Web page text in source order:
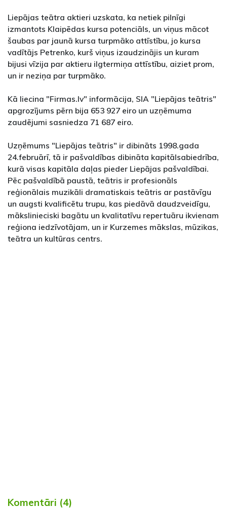
Liepājas teātra aktieri uzskata, ka netiek pilnīgi
izmantots Klaipēdas kursa potenciāls, un viņus mācot
šaubas par jaunā kursa turpmāko attīstību, jo kursa
vadītājs Petrenko, kurš viņus izaudzinājis un kuram
bijusi vīzija par aktieru ilgtermiņa attīstību, aiziet prom,
un ir neziņa par turpmāko.
Kā liecina "Firmas.lv" informācija, SIA "Liepājas teātris"
apgrozījums pērn bija 653 927 eiro un uzņēmuma
zaudējumi sasniedza 71 687 eiro.
Uzņēmums "Liepājas teātris" ir dibināts 1998.gada
24.februārī, tā ir pašvaldības dibināta kapitālsabiedrība,
kurā visas kapitāla daļas pieder Liepājas pašvaldībai.
Pēc pašvaldībā paustā, teātris ir profesionāls
reģionālais muzikāli dramatiskais teātris ar pastāvīgu
un augsti kvalificētu trupu, kas piedāvā daudzveidīgu,
mākslinieciski bagātu un kvalitatīvu repertuāru ikvienam
reģiona iedzīvotājam, un ir Kurzemes mākslas, mūzikas,
teātra un kultūras centrs.
Komentāri (4)